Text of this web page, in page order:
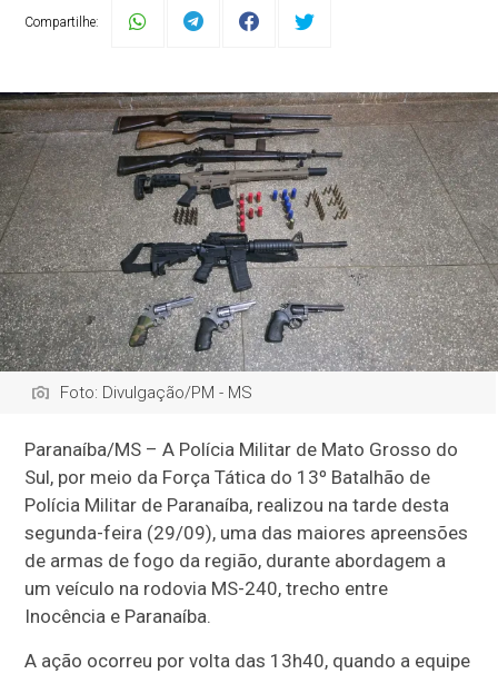
Compartilhe:
Foto: Divulgação/PM - MS
Paranaíba/MS – A Polícia Militar de Mato Grosso do
Sul, por meio da Força Tática do 13º Batalhão de
Polícia Militar de Paranaíba, realizou na tarde desta
segunda-feira (29/09), uma das maiores apreensões
de armas de fogo da região, durante abordagem a
um veículo na rodovia MS-240, trecho entre
Inocência e Paranaíba.
A ação ocorreu por volta das 13h40, quando a equipe